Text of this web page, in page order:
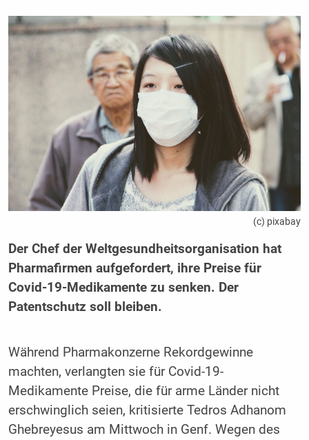
(c) pixabay
Der Chef der Weltgesundheitsorganisation hat
Pharmafirmen aufgefordert, ihre Preise für
Covid-19-Medikamente zu senken. Der
Patentschutz soll bleiben.
Während Pharmakonzerne Rekordgewinne
machten, verlangten sie für Covid-19-
Medikamente Preise, die für arme Länder nicht
erschwinglich seien, kritisierte Tedros Adhanom
Ghebreyesus am Mittwoch in Genf. Wegen des